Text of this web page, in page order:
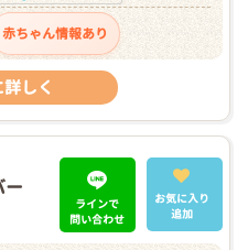
赤ちゃん情報あり
しく
ー
ラインで
問い合わせ
お気に入り
追加